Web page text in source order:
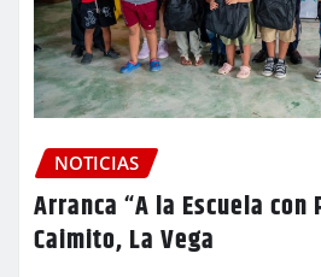
NOTICIAS
Arranca “A la Escuela con
Caimito, La Vega